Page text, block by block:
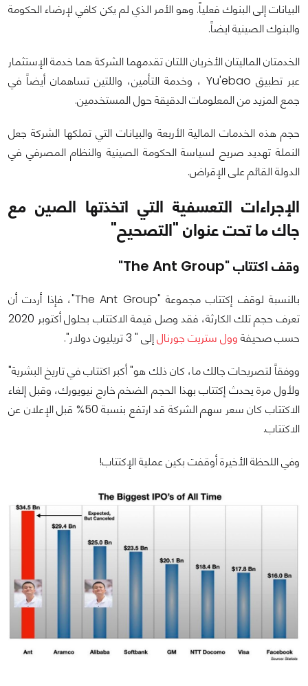
البيانات إلى البنوك فعلياً. وهو الأمر الذي لم يكن كافي لإرضاء الحكومة
والبنوك الصينية ايضاً.
الخدمتان الماليتان الأخريان اللتان تقدمهما الشركة هما خدمة الإستثمار
عبر تطبيق Yu'ebao ، وخدمة التأمين، واللتين تساهمان أيضاً في
جمع المزيد من المعلومات الدقيقة حول المستخدمين.
حجم هذه الخدمات المالية الأربعة والبيانات التي تملكها الشركة جعل
النملة تهديد صريح لسياسة الحكومة الصينية والنظام المصرفي في
الدولة القائم على الإقراض.
الإجراءات التعسفية التي اتخذتها الصين مع
جاك ما تحت عنوان "التصحيح"
وقف اكتتاب "The Ant Group"
بالنسبة لوقف إكتتاب مجموعة "The Ant Group"، فإذا أردت أن
تعرف حجم تلك الكارثة، فقد وصل قيمة الاكتتاب بحلول أكتوبر 2020
حسب صحيفة وول ستريت جورنالإلى " 3 تريليون دولار".
ووفقاً لتصريحات جالك ما، كان ذلك هو" أكبر اكتتاب في تاريخ البشرية"
ولأول مرة يحدث إكتتاب بهذا الحجم الضخم خارج نيويورك، وقبل إلغاء
الاكتتاب كان سعر سهم الشركة قد ارتفع بنسبة 50% قبل الإعلان عن
الاكتتاب.
وفي اللحظة الأخيرة أوقفت بكين عملية الإكتتاب!